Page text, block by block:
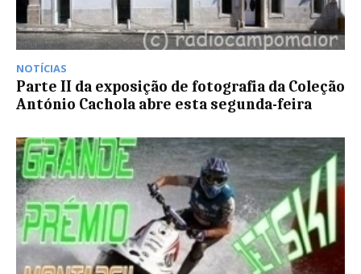
NOTÍCIAS
Parte II da exposição de fotografia da Coleção
António Cachola abre esta segunda-feira